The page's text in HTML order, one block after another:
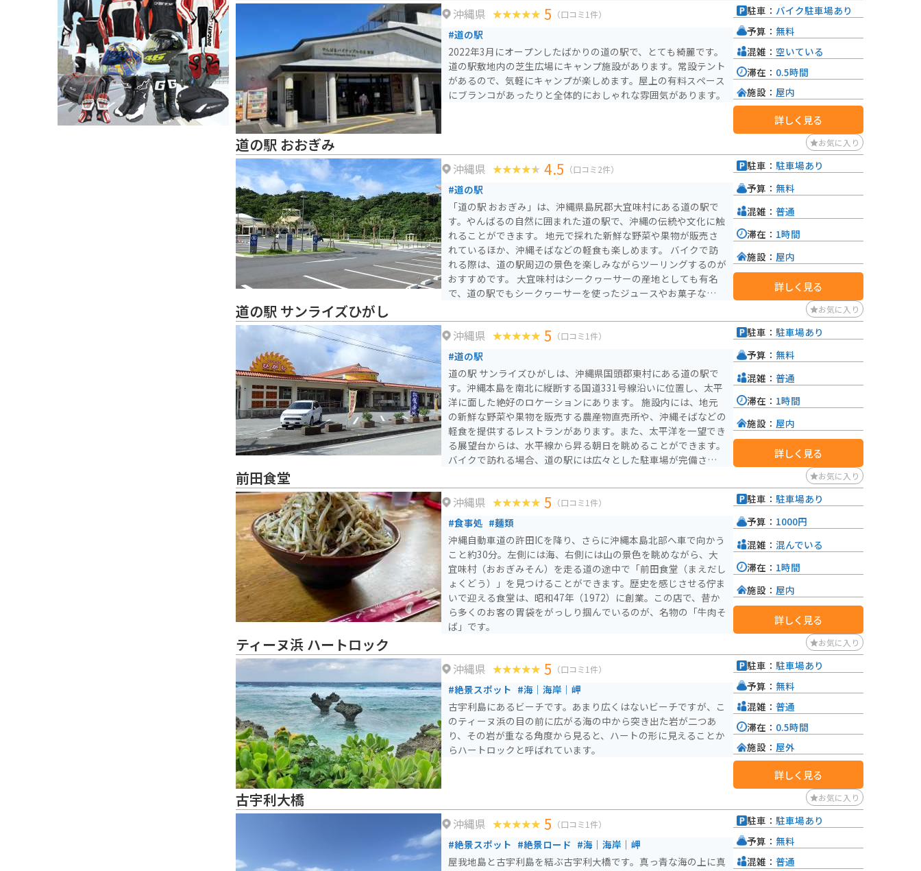
沖縄県 5 （口コミ1件）
#道の駅
2022年3月にオープンしたばかりの道の駅で、とても綺麗です。
道の駅敷地内の芝生広場にキャンプ施設があります。常設テント
があるので、気軽にキャンプが楽しめます。屋上の有料スペース
にブランコがあったりと全体的におしゃれな雰囲気があります。
駐車： バイク駐車場あり
予算： 無料
混雑： 空いている
滞在： 0.5時間
施設： 屋内
詳しく見る
道の駅 おおぎみ お気に入り
沖縄県 4.5 （口コミ2件）
#道の駅
「道の駅 おおぎみ」は、沖縄県島尻郡大宜味村にある道の駅で
す。やんばるの自然に囲まれた道の駅で、沖縄の伝統や文化に触
れることができます。 地元で採れた新鮮な野菜や果物が販売さ
れているほか、沖縄そばなどの軽食も楽しめます。 バイクで訪
れる際は、道の駅周辺の景色を楽しみながらツーリングするのが
おすすめです。 大宜味村はシークヮーサーの産地としても有名
で、道の駅でもシークヮーサーを使ったジュースやお菓子などが
物館「やんばる学びの森」があります。 【基本情報】 住所：沖
縄県島尻郡大宜味村字根路銘1620 電話番号：0980-44-3242 営
業時間：9:00～18:00 駐車場：普通車50台、大型車5台 【おすす
めポイント】 * 新鮮な地元産の野菜や果物が購入できる * 沖縄そ
ばなどの郷土料理が味わえる * シークヮーサーを使ったお土産が
豊富 * やんばるの自然を感じられる 【周辺情報】 * やんばる学び
の森（博物館） * 大宜味村塩屋富士展望台 * ター滝 道の駅 おお
ぎみは、沖縄の自然や文化を満喫できるスポットです。沖縄観光
の際は、ぜひ訪れてみてください。
駐車： 駐車場あり
予算： 無料
混雑： 普通
滞在： 1時間
施設： 屋内
詳しく見る
道の駅 サンライズひがし お気に入り
沖縄県 5 （口コミ1件）
#道の駅
道の駅 サンライズひがしは、沖縄県国頭郡東村にある道の駅で
す。沖縄本島を南北に縦断する国道331号線沿いに位置し、太平
洋に面した絶好のロケーションにあります。 施設内には、地元
の新鮮な野菜や果物を販売する農産物直売所や、沖縄そばなどの
軽食を提供するレストランがあります。また、太平洋を一望でき
る展望台からは、水平線から昇る朝日を眺めることができます。
バイクで訪れる場合、道の駅には広々とした駐車場が完備されて
かな観光スポットも点在しています。 東村は、パイナップルの
生産が盛んな地域として知られています。道の駅 サンライズひ
がしでも、新鮮なパイナップルや、パイナップルを使った加工品
を購入することができます。また、東村で収穫される海ぶどうも
おすすめです。
駐車： 駐車場あり
予算： 無料
混雑： 普通
滞在： 1時間
施設： 屋内
詳しく見る
前田食堂 お気に入り
沖縄県 5 （口コミ1件）
#食事処 #麺類
沖縄自動車道の許田ICを降り、さらに沖縄本島北部へ車で向かう
こと約30分。左側には海、右側には山の景色を眺めながら、大
宜味村（おおぎみそん）を走る道の途中で「前田食堂（まえだし
ょくどう）」を見つけることができます。歴史を感じさせる佇ま
いで迎える食堂は、昭和47年（1972）に創業。この店で、昔か
ら多くのお客の胃袋をがっしり掴んでいるのが、名物の「牛肉そ
ば」です。
駐車： 駐車場あり
予算： 1000円
混雑： 混んでいる
滞在： 1時間
施設： 屋内
詳しく見る
ティーヌ浜 ハートロック お気に入り
沖縄県 5 （口コミ1件）
#絶景スポット #海｜海岸｜岬
古宇利島にあるビーチです。あまり広くはないビーチですが、こ
のティーヌ浜の目の前に広がる海の中から突き出た岩が二つあ
り、その岩が重なる角度から見ると、ハートの形に見えることか
らハートロックと呼ばれています。
駐車： 駐車場あり
予算： 無料
混雑： 普通
滞在： 0.5時間
施設： 屋外
詳しく見る
古宇利大橋 お気に入り
沖縄県 5 （口コミ1件）
#絶景スポット #絶景ロード #海｜海岸｜岬
屋我地島と古宇利島を結ぶ古宇利大橋です。真っ青な海の上に真
駐車： 駐車場あり
予算： 無料
混雑： 普通